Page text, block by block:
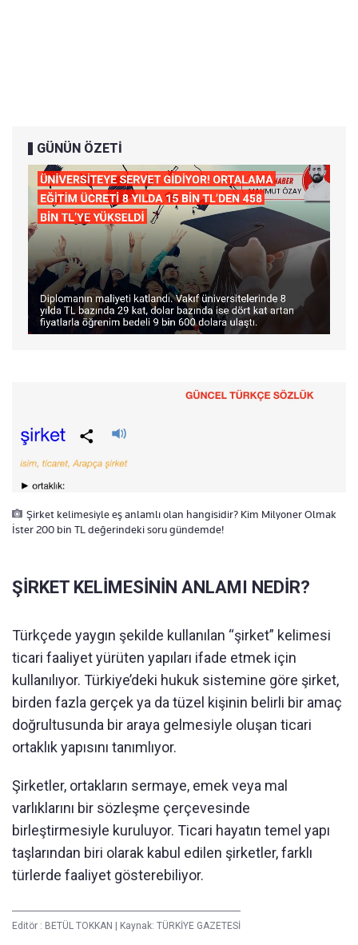
GÜNÜN ÖZETİ
Şirket kelimesiyle eş anlamlı olan hangisidir? Kim Milyoner Olmak
İster 200 bin TL değerindeki soru gündemde!
ŞİRKET KELİMESİNİN ANLAMI NEDİR?
Türkçede yaygın şekilde kullanılan “şirket” kelimesi
ticari faaliyet yürüten yapıları ifade etmek için
kullanılıyor. Türkiye’deki hukuk sistemine göre şirket,
birden fazla gerçek ya da tüzel kişinin belirli bir amaç
doğrultusunda bir araya gelmesiyle oluşan ticari
ortaklık yapısını tanımlıyor.
Şirketler, ortakların sermaye, emek veya mal
varlıklarını bir sözleşme çerçevesinde
birleştirmesiyle kuruluyor. Ticari hayatın temel yapı
taşlarından biri olarak kabul edilen şirketler, farklı
türlerde faaliyet gösterebiliyor.
Editör : BETÜL TOKKAN | Kaynak: TÜRKİYE GAZETESİ